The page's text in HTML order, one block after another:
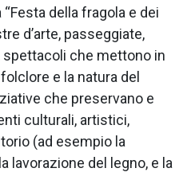
della fragola e dei
d’arte, passeggiate,
che mettono in
e la natura del
che preservano e
culturali, artistici,
(ad esempio la
lavorazione del legno, e la